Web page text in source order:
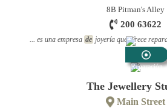
8B Pitman's Alley
200 63622
... es una empresa de joyería que ofrece
Reparación
The Jewellery
Main Street